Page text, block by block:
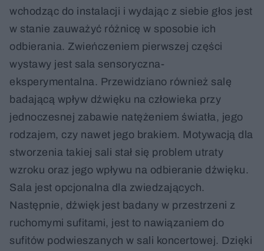
wchodząc do instalacji i wydając z siebie głos jest
w stanie zauważyć różnicę w sposobie ich
odbierania. Zwieńczeniem pierwszej części
wystawy jest sala sensoryczna-
eksperymentalna. Przewidziano również salę
badającą wpływ dźwięku na człowieka przy
jednoczesnej zabawie natężeniem światła, jego
rodzajem, czy nawet jego brakiem. Motywacją dla
stworzenia takiej sali stał się problem utraty
wzroku oraz jego wpływu na odbieranie dźwięku.
Sala jest opcjonalna dla zwiedzających.
Następnie, dźwięk jest badany w przestrzeni z
ruchomymi sufitami, jest to nawiązaniem do
sufitów podwieszanych w sali koncertowej. Dzięki